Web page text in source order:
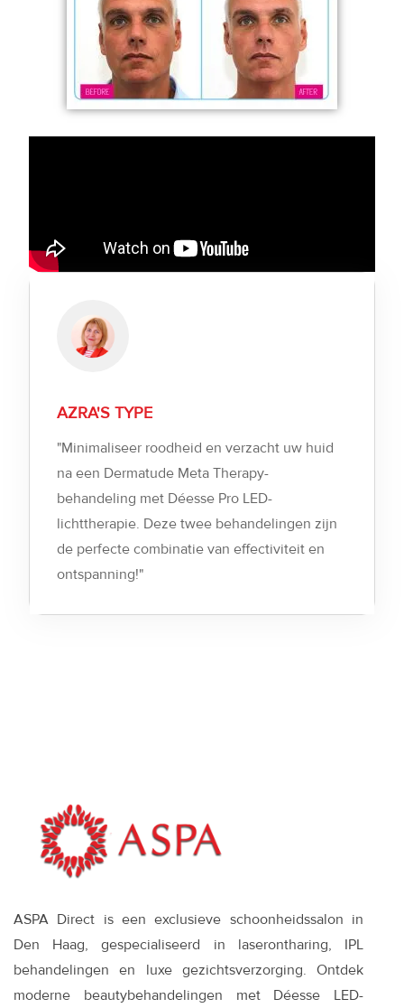
AZRA'S TYPE
"Minimaliseer roodheid en verzacht uw huid
na een Dermatude Meta Therapy-
behandeling met Déesse Pro LED-
lichttherapie. Deze twee behandelingen zijn
de perfecte combinatie van effectiviteit en
ontspanning!"
ASPA Direct is een exclusieve schoonheidssalon in
Den Haag, gespecialiseerd in laserontharing, IPL
behandelingen en luxe gezichtsverzorging. Ontdek
moderne beautybehandelingen met Déesse LED-